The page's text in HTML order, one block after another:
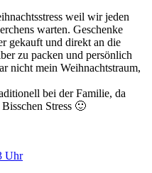
weil wir jeden
warten. Geschenke
gekauft und direkt an die
zu packen und persönlich
nicht mein Weihnachtstraum,
bei der Familie, da
Stress 🙂
Uhr